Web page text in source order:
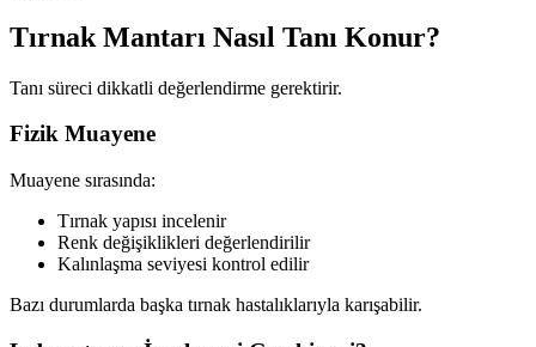
Tırnak Mantarı Nasıl Tanı Konur?
Tanı süreci dikkatli değerlendirme gerektirir.
Fizik Muayene
Muayene sırasında:
Tırnak yapısı incelenir
Renk değişiklikleri değerlendirilir
Kalınlaşma seviyesi kontrol edilir
Bazı durumlarda başka tırnak hastalıklarıyla karışabilir.